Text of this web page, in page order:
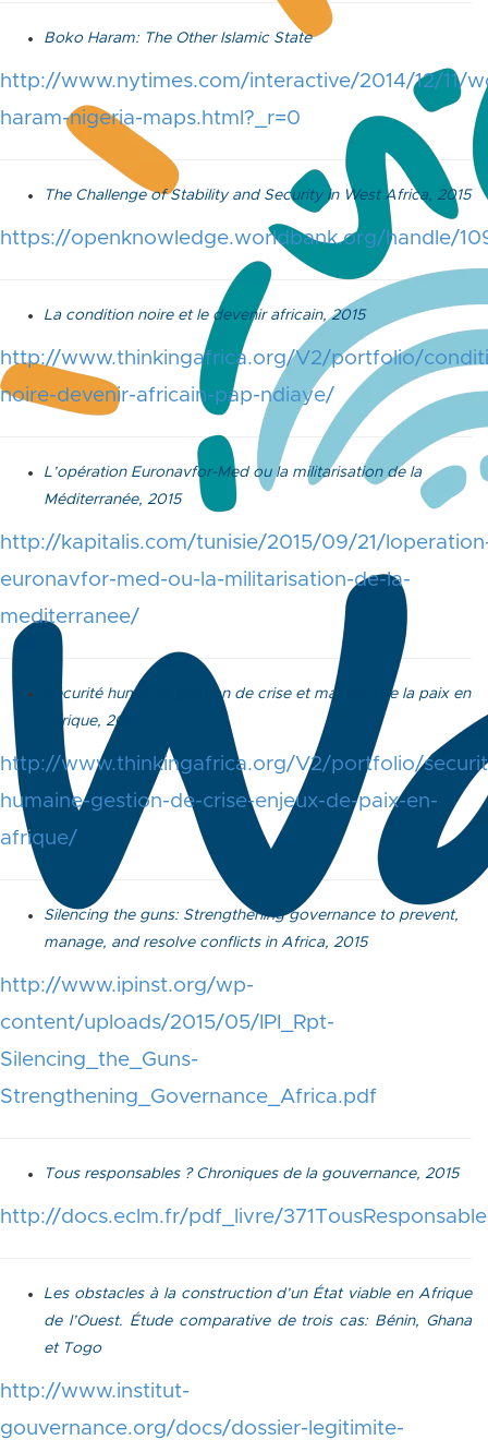
Boko Haram: The Other Islamic State
http://www.nytimes.com/interactive/2014/12/11/
haram-nigeria-maps.html?_r=0
The Challenge of Stability and Security in West Africa, 2015
https://openknowledge.worldbank.org/handle/
La condition noire et le devenir africain, 2015
http://www.thinkingafrica.org/V2/portfolio/
noire-devenir-africain-pap-ndiaye/
L’opération Euronavfor-Med ou la militarisation de la
Méditerranée, 2015
http://kapitalis.com/tunisie/2015/09/21/
euronavfor-med-ou-la-militarisation-de-la-
mediterranee/
Sécurité humaine, gestion de crise et maintien de la paix en
Afrique, 2015
http://www.thinkingafrica.org/V2/portfolio/
humaine-gestion-de-crise-enjeux-de-paix-en-
afrique/
Silencing the guns: Strengthening governance to prevent,
manage, and resolve conflicts in Africa, 2015
http://www.ipinst.org/wp-
content/uploads/2015/05/IPI_Rpt-
Silencing_the_Guns-
Strengthening_Governance_Africa.pdf
Tous responsables ? Chroniques de la gouvernance, 2015
http://docs.eclm.fr/pdf_livre/
Les obstacles à la construction d’un État viable en Afrique
de l’Ouest. Étude comparative de trois cas: Bénin, Ghana
et Togo
http://www.institut-
gouvernance.org/docs/dossier-legitimite-